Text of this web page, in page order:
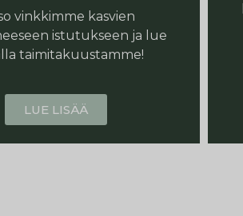
vinkkimme kasvien
istutukseen ja lue
taimitakuustamme!
LUE LISÄÄ